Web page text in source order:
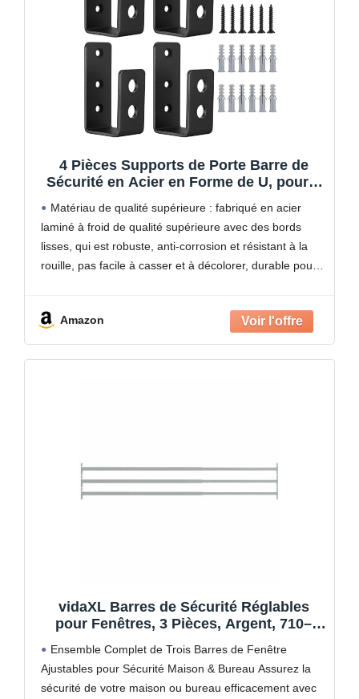
4 Pièces Supports de Porte Barre de
Sécurité en Acier en Forme de U, pour 2
de Sécuritét, avec Vis
Matériau de qualité supérieure : fabriqué en acier
laminé à froid de qualité supérieure avec des bords
lisses, qui est robuste, anti-corrosion et résistant à la
rouille, pas facile à casser et à décolorer, durable pour
Amazon
vidaXL Barres de Sécurité Réglables
pour Fenêtres, 3 Pièces, Argent, 710–
Barrière de Sécurité Maison et Bureau,
Protection Enfants, Montage Facile
Ensemble Complet de Trois Barres de Fenêtre
Ajustables pour Sécurité Maison & Bureau Assurez la
sécurité de votre maison ou bureau efficacement avec